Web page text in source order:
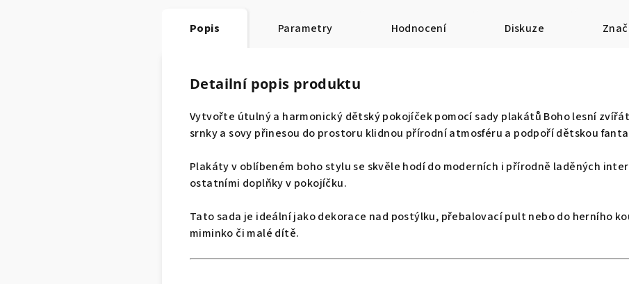
Popis Parametry Hodnocení Diskuze
Detailní popis produktu
Vytvořte útulný a harmonický dětský pokojíček pomocí sady plakátů Boho lesní
srnky a sovy přinesou do prostoru klidnou přírodní atmosféru a podpoří dětskou
Plakáty v oblíbeném boho stylu se skvěle hodí do moderních i přírodně laděných
ostatními doplňky v pokojíčku.
Tato sada je ideální jako dekorace nad postýlku, přebalovací pult nebo do herního
miminko či malé dítě.